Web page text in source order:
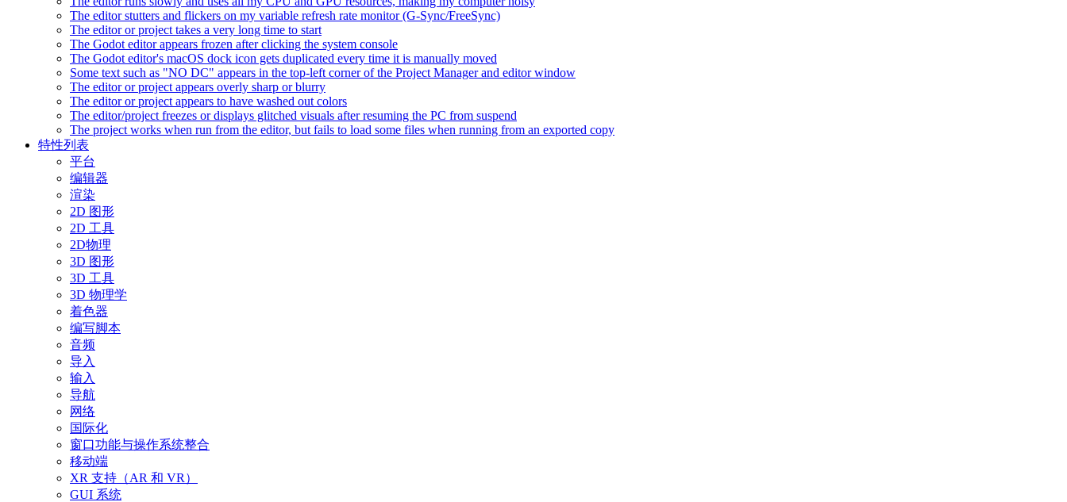
The editor stutters and flickers on my variable refresh rate monitor (G-Sync/FreeSync)
The editor or project takes a very long time to start
The Godot editor appears frozen after clicking the system console
The Godot editor's macOS dock icon gets duplicated every time it is manually moved
Some text such as "NO DC" appears in the top-left corner of the Project Manager and editor window
The editor or project appears overly sharp or blurry
The editor or project appears to have washed out colors
The editor/project freezes or displays glitched visuals after resuming the PC from suspend
The project works when run from the editor, but fails to load some files when running from an exported copy
特性列表
平台
编辑器
渲染
2D 图形
2D 工具
2D物理
3D 图形
3D 工具
3D 物理学
着色器
编写脚本
音频
导入
输入
导航
网络
国际化
窗口功能与操作系统整合
移动端
XR 支持（AR 和 VR）
GUI 系统